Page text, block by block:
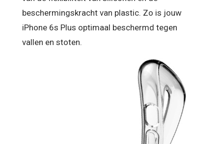
beschermingskracht van plastic. Zo is jouw
iPhone 6s Plus optimaal beschermd tegen
vallen en stoten.